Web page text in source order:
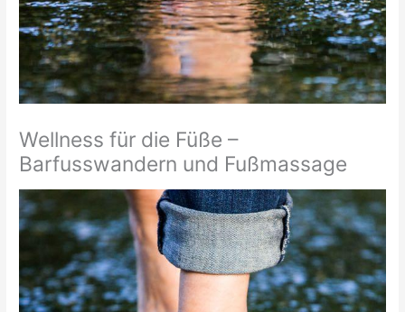
Wellness für die Füße –
Barfusswandern und Fußmassage